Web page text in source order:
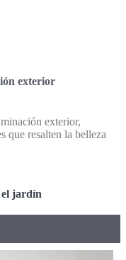
exterior
exterior,
que resalten la belleza
el jardín